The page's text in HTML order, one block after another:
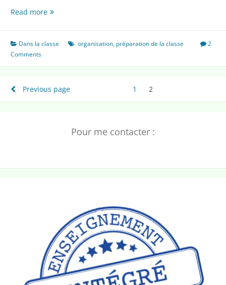
Read moreMes
la
Dans la classe organisation, préparation de la classe
2
Comments
Pagination
des
publications
Previous page Page
1 2
Pour me contacter :